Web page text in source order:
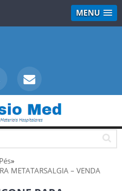
MENU
Pés»
METATARSALGIA – VENDA